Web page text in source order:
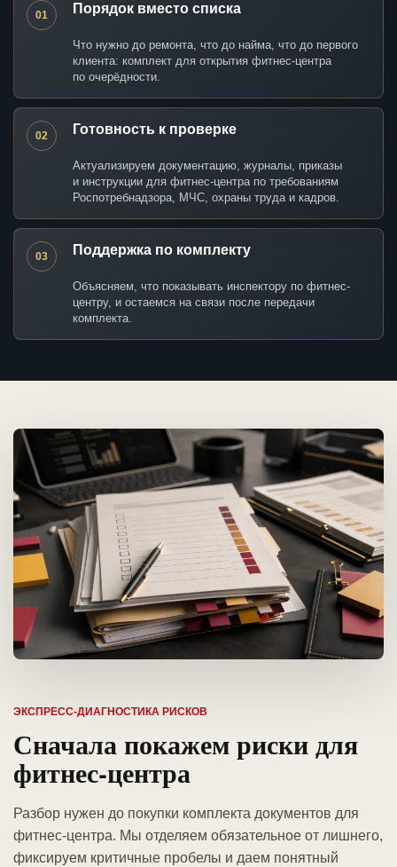
01 Порядок вместо списка
Что нужно до ремонта, что до найма, что до первого
клиента: комплект для открытия фитнес-центра
по очерёдности.
02 Готовность к проверке
Актуализируем документацию, журналы, приказы
и инструкции для фитнес-центра по требованиям
Роспотребнадзора, МЧС, охраны труда и кадров.
03 Поддержка по комплекту
Объясняем, что показывать инспектору по фитнес-
центру, и остаемся на связи после передачи
комплекта.
ЭКСПРЕСС-ДИАГНОСТИКА РИСКОВ
Сначала покажем риски для
фитнес-центра
Разбор нужен до покупки комплекта документов для
фитнес-центра. Мы отделяем обязательное от лишнего,
фиксируем критичные пробелы и даем понятный